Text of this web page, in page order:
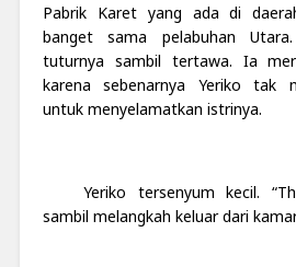
Pabrik Karet yang ada di
banget sama pelabuhan
tuturnya sambil tertawa. Ia
karena sebenarnya Yeriko tak
untuk menyelamatkan istrinya.
Yeriko tersenyum kecil.
sambil melangkah keluar dari